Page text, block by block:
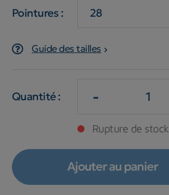
Pointures :
Guide des tailles
Quantité : -
Rupture de stock
Ajouter au panier